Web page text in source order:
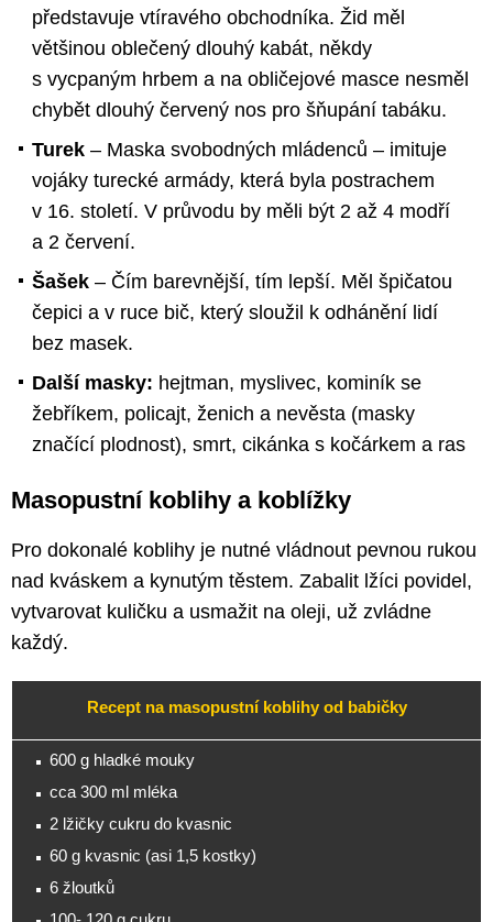
představuje vtíravého obchodníka. Žid měl
většinou oblečený dlouhý kabát, někdy
s vycpaným hrbem a na obličejové masce nesměl
chybět dlouhý červený nos pro šňupání tabáku.
Turek – Maska svobodných mládenců – imituje
vojáky turecké armády, která byla postrachem
v 16. století. V průvodu by měli být 2 až 4 modří
a 2 červení.
Šašek – Čím barevnější, tím lepší. Měl špičatou
čepici a v ruce bič, který sloužil k odhánění lidí
bez masek.
Další masky: hejtman, myslivec, kominík se
žebříkem, policajt, ženich a nevěsta (masky
značící plodnost), smrt, cikánka s kočárkem a ras
Masopustní koblihy a koblížky
Pro dokonalé koblihy je nutné vládnout pevnou rukou
nad kváskem a kynutým těstem. Zabalit lžíci povidel,
vytvarovat kuličku a usmažit na oleji, už zvládne
každý.
Recept na masopustní koblihy od babičky
600 g hladké mouky
cca 300 ml mléka
2 lžičky cukru do kvasnic
60 g kvasnic (asi 1,5 kostky)
6 žloutků